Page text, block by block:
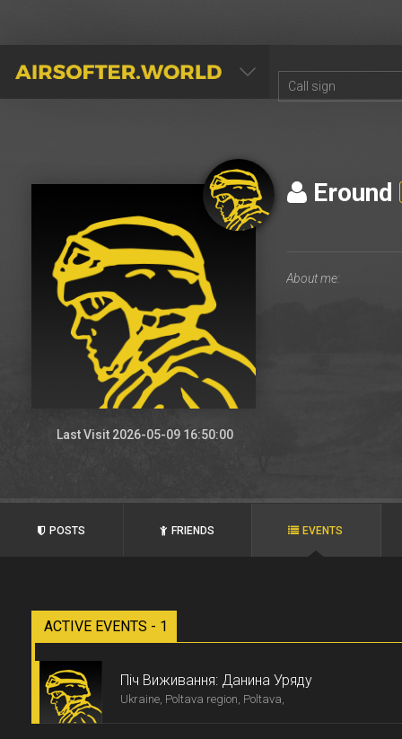
AIRSOFTER.WORLD
Last Visit 2026-05-09 16:50:00
Eround
POSTS FRIENDS EVENTS
ACTIVE EVENTS - 1
Піч Виживання: Данина Уряду
Ukraine, Poltava region, Poltava,